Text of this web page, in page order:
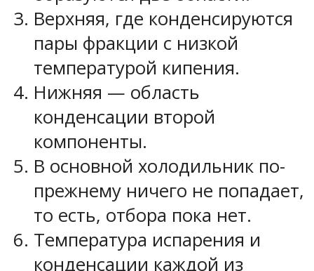
Верхняя, где конденсируются
пары фракции с низкой
температурой кипения.
Нижняя — область
конденсации второй
компоненты.
В основной холодильник по-
прежнему ничего не попадает,
то есть, отбора пока нет.
Температура испарения и
конденсации каждой из